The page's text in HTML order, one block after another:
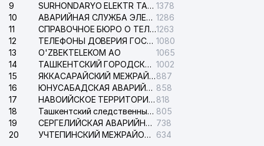
9
SURHONDARYO ELEKTR TARMOKLARI АО 1378
10
АВАРИЙНАЯ СЛУЖБА ЭЛЕКТРОСЕТИ ТАШКЕНТСКОГО РАЙОНА 1286
11
СПРАВОЧНОЕ БЮРО О ТЕЛЕФОНАХ ОРГАНИЗАЦИЙ г. ТАШКЕНТА1263
12
ТЕЛЕФОНЫ ДОВЕРИЯ ГОСУДАРСТВЕННОГО ЦЕНТРА ТЕСТИРОВАНИЯ 1080
13
O'ZBEKTELEKOM АО
1065
14
ТАШКЕНТСКИЙ ГОРОДСКОЙ СУД ПО ГРАЖДАНСКИМ ДЕЛАМ 1002
15
ЯККАСАРАЙСКИЙ МЕЖРАЙОННЫЙ СУД ПО ГРАЖДАНСКИМ ДЕЛАМ887
16
ЮНУСАБАДСКАЯ АВАРИЙНАЯ СЛУЖБА ЭЛЕКТРОСЕТИ 858
17
НАВОИЙСКОЕ ТЕРРИТОРИАЛЬНОЕ ПРЕДПРИЯТИЕ ЭЛЕКТРОСЕТИ АО 818
18
Ташкентский следственный изолятор 805
19
СЕРГЕЛИЙСКАЯ АВАРИЙНАЯ СЛУЖБА ЭЛЕКТРОСЕТИ 738
20
УЧТЕПИНСКИЙ МЕЖРАЙОННЫЙ СУД ПО ГРАЖДАНСКИМ ДЕЛАМ 634